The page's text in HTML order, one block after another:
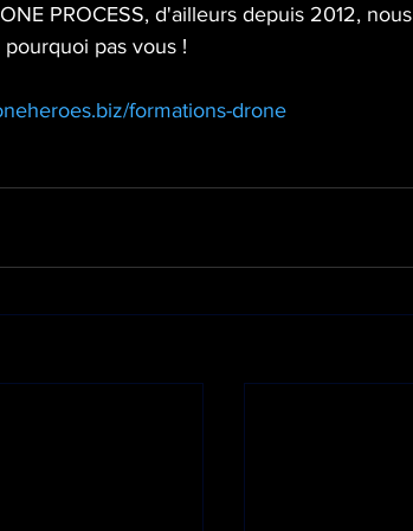
PROCESS, d'ailleurs depuis 2012, nous
pas vous !
formations-drone